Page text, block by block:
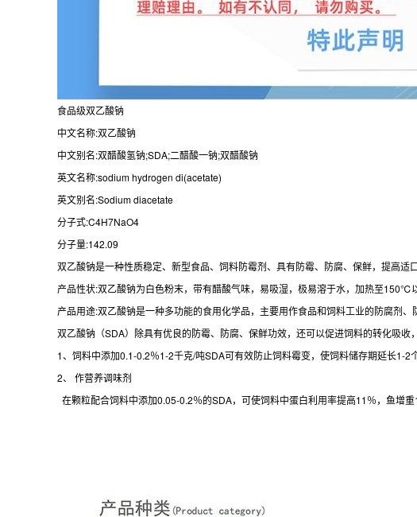
食品级双乙酸钠
中文名称:双乙酸钠
中文别名:双醋酸氢钠;SDA;二醋酸一钠;双醋酸钠
英文名称:sodium hydrogen di(acetate)
英文别名:Sodium diacetate
分子式:C4H7NaO4
分子量:142.09
双乙酸钠是一种性质稳定、新型食品、饲料防霉剂、具有防霉、防腐、保鲜，提高适
产品性状:双乙酸钠为白色粉末，带有醋酸气味，易吸湿，极易溶于水，加热至150℃
产品用途:双乙酸钠是一种多功能的食用化学品，主要用作食品和饲料工业的防腐剂
双乙酸钠（SDA）除具有优良的防霉、防腐、保鲜功效，还可以促进饲料的转化吸
1、饲料中添加0.1-0.2％1-2千克/吨SDA可有效防止饲料霉变，使饲料储存期延长1-
2、 作营养调味剂
在颗粒配合饲料中添加0.05-0.2％的SDA，可使饲料中蛋白利用率提高11％，鱼增